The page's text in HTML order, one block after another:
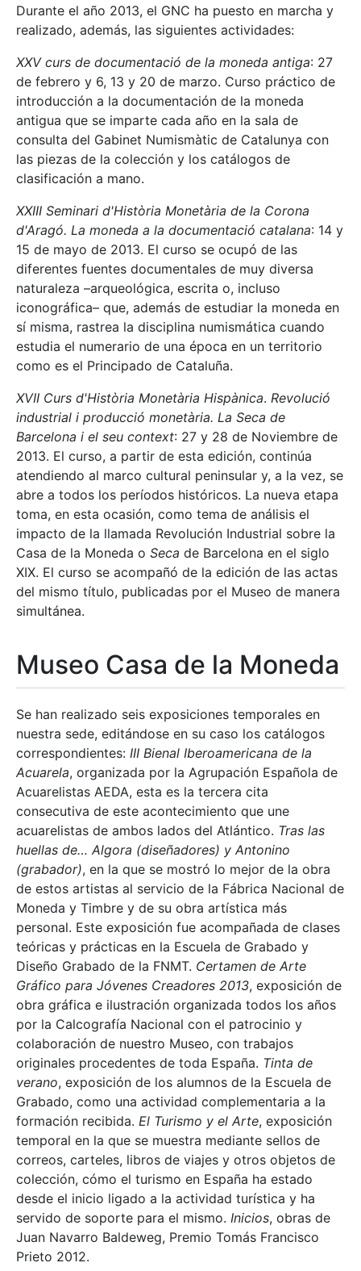
Durante el año 2013, el GNC ha puesto en marcha y
realizado, además, las siguientes actividades:
XXV curs de documentació de la moneda antiga: 27
de febrero y 6, 13 y 20 de marzo. Curso práctico de
introducción a la documentación de la moneda
antigua que se imparte cada año en la sala de
consulta del Gabinet Numismàtic de Catalunya con
las piezas de la colección y los catálogos de
clasificación a mano.
XXIII Seminari d'Història Monetària de la Corona
d'Aragó. La moneda a la documentació catalana: 14 y
15 de mayo de 2013. El curso se ocupó de las
diferentes fuentes documentales de muy diversa
naturaleza –arqueológica, escrita o, incluso
iconográfica– que, además de estudiar la moneda en
sí misma, rastrea la disciplina numismática cuando
estudia el numerario de una época en un territorio
como es el Principado de Cataluña.
XVII Curs d'Història Monetària Hispànica. Revolució
industrial i producció monetària. La Seca de
Barcelona i el seu context: 27 y 28 de Noviembre de
2013. El curso, a partir de esta edición, continúa
atendiendo al marco cultural peninsular y, a la vez, se
abre a todos los períodos históricos. La nueva etapa
toma, en esta ocasión, como tema de análisis el
impacto de la llamada Revolución Industrial sobre la
Casa de la Moneda o Seca de Barcelona en el siglo
XIX. El curso se acompañó de la edición de las actas
del mismo título, publicadas por el Museo de manera
simultánea.
Museo Casa de la Moneda
Se han realizado seis exposiciones temporales en
nuestra sede, editándose en su caso los catálogos
correspondientes: III Bienal Iberoamericana de la
Acuarela, organizada por la Agrupación Española de
Acuarelistas AEDA, esta es la tercera cita
consecutiva de este acontecimiento que une
acuarelistas de ambos lados del Atlántico. Tras las
huellas de… Algora (diseñadores) y Antonino
(grabador), en la que se mostró lo mejor de la obra
de estos artistas al servicio de la Fábrica Nacional de
Moneda y Timbre y de su obra artística más
personal. Este exposición fue acompañada de clases
teóricas y prácticas en la Escuela de Grabado y
Diseño Grabado de la FNMT. Certamen de Arte
Gráfico para Jóvenes Creadores 2013, exposición de
obra gráfica e ilustración organizada todos los años
por la Calcografía Nacional con el patrocinio y
colaboración de nuestro Museo, con trabajos
originales procedentes de toda España. Tinta de
verano, exposición de los alumnos de la Escuela de
Grabado, como una actividad complementaria a la
formación recibida. El Turismo y el Arte, exposición
temporal en la que se muestra mediante sellos de
correos, carteles, libros de viajes y otros objetos de
colección, cómo el turismo en España ha estado
desde el inicio ligado a la actividad turística y ha
servido de soporte para el mismo. Inicios, obras de
Juan Navarro Baldeweg, Premio Tomás Francisco
Prieto 2012.